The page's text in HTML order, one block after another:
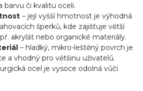
barvu či kvalitu oceli.
– její vyšší hmotnost je výhodná
šperků, kde zajišťuje větší
akrylát nebo organické materiály.
– hladký, mikro-leštěný povrch je
a vhodný pro většinu uživatelů.
ocel je vysoce odolná vůči